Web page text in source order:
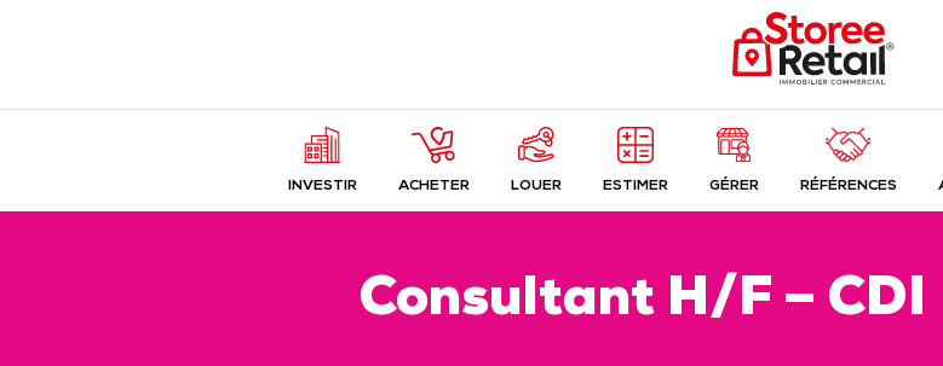
INVESTIR ACHETER LOUER ESTIMER GÉRER RÉFÉRENCES
Consultant H/F – CDI